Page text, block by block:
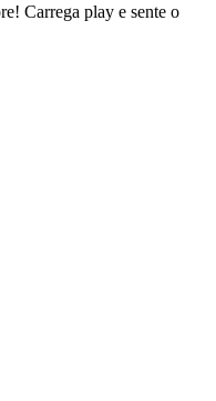
Carrega play e sente o